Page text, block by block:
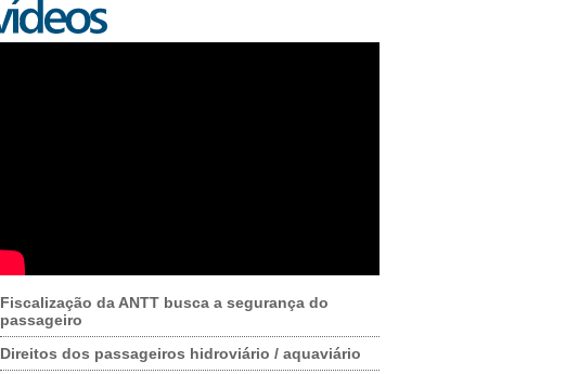
Fiscalização da ANTT busca a segurança do
passageiro
Direitos dos passageiros hidroviário / aquaviário